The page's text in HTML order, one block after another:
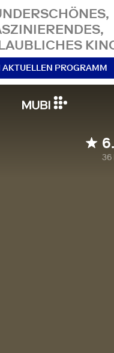
AKTUELLEN PROGRAMM
36